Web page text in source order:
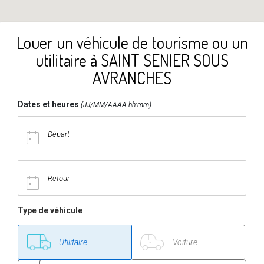
Louer un véhicule de tourisme ou un
utilitaire à SAINT SENIER SOUS
AVRANCHES
Dates et heures (JJ/MM/AAAA hh:mm)
Type de véhicule